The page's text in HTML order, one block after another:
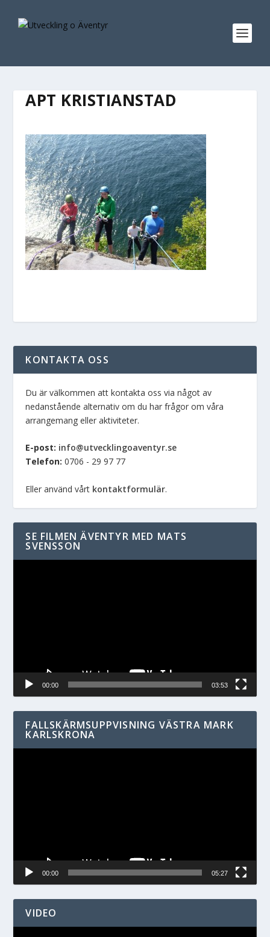
APT KRISTIANSTAD
KONTAKTA OSS
Du är välkommen att kontakta oss via något av
nedanstående alternativ om du har frågor om våra
arrangemang eller aktiviteter.
E-post: info@utvecklingoaventyr.se
Telefon: 0706 - 29 97 77
Eller använd vårt kontaktformulär.
SE FILMEN ÄVENTYR MED MATS
SVENSSON
00:00 03:53
FALLSKÄRMSUPPVISNING VÄSTRA MARK
KARLSKRONA
00:00 05:27
VIDEO